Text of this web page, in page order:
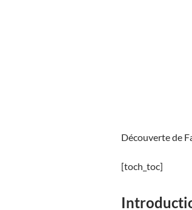
Découverte de
[toch_toc]